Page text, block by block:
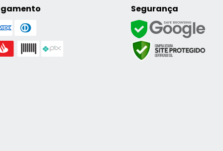
Segurança